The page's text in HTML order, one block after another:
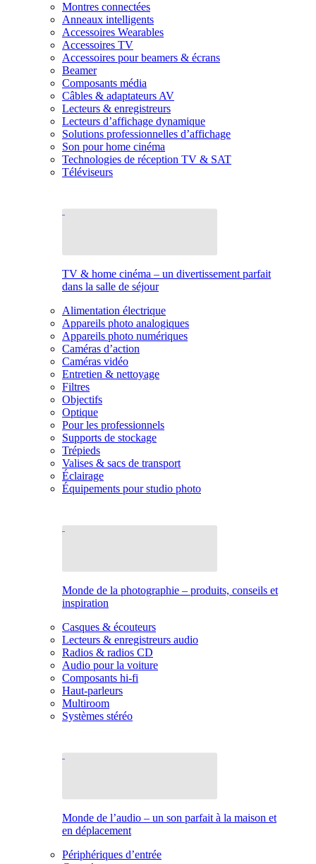
Montres connectées
Anneaux intelligents
Accessoires Wearables
Accessoires TV
Accessoires pour beamers & écrans
Beamer
Composants média
Câbles & adaptateurs AV
Lecteurs & enregistreurs
Lecteurs d’affichage dynamique
Solutions professionnelles d’affichage
Son pour home cinéma
Technologies de réception TV & SAT
Téléviseurs
TV & home cinéma – un divertissement parfait
dans la salle de séjour
Alimentation électrique
Appareils photo analogiques
Appareils photo numériques
Caméras d’action
Caméras vidéo
Entretien & nettoyage
Filtres
Objectifs
Optique
Pour les professionnels
Supports de stockage
Trépieds
Valises & sacs de transport
Éclairage
Équipements pour studio photo
Monde de la photographie – produits, conseils et
inspiration
Casques & écouteurs
Lecteurs & enregistreurs audio
Radios & radios CD
Audio pour la voiture
Composants hi-fi
Haut-parleurs
Multiroom
Systèmes stéréo
Monde de l’audio – un son parfait à la maison et
en déplacement
Périphériques d’entrée